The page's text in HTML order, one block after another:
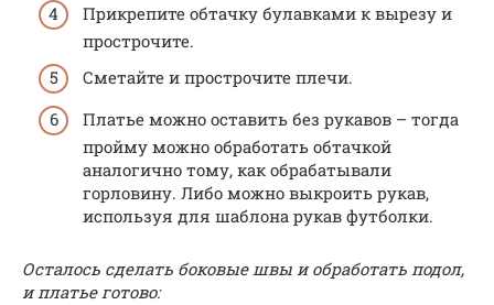
Прикрепите обтачку булавками к вырезу и
прострочите.
Сметайте и прострочите плечи.
Платье можно оставить без рукавов – тогда
пройму можно обработать обтачкой
аналогично тому, как обрабатывали
горловину. Либо можно выкроить рукав,
используя для шаблона рукав футболки.
Осталось сделать боковые швы и обработать подол,
и платье готово: